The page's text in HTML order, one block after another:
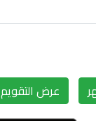
عرض التقويم